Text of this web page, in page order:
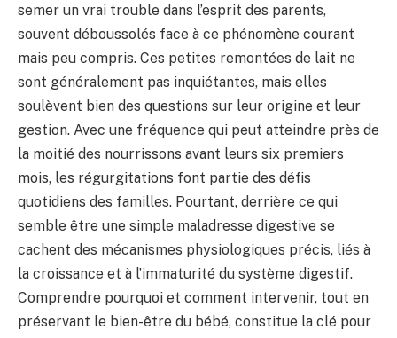
semer un vrai trouble dans l’esprit des parents,
souvent déboussolés face à ce phénomène courant
mais peu compris. Ces petites remontées de lait ne
sont généralement pas inquiétantes, mais elles
soulèvent bien des questions sur leur origine et leur
gestion. Avec une fréquence qui peut atteindre près de
la moitié des nourrissons avant leurs six premiers
mois, les régurgitations font partie des défis
quotidiens des familles. Pourtant, derrière ce qui
semble être une simple maladresse digestive se
cachent des mécanismes physiologiques précis, liés à
la croissance et à l’immaturité du système digestif.
Comprendre pourquoi et comment intervenir, tout en
préservant le bien-être du bébé, constitue la clé pour